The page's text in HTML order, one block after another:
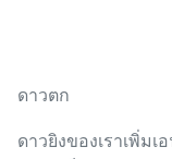
ดาวตก
ดาวยิงของเราเพิ่ม